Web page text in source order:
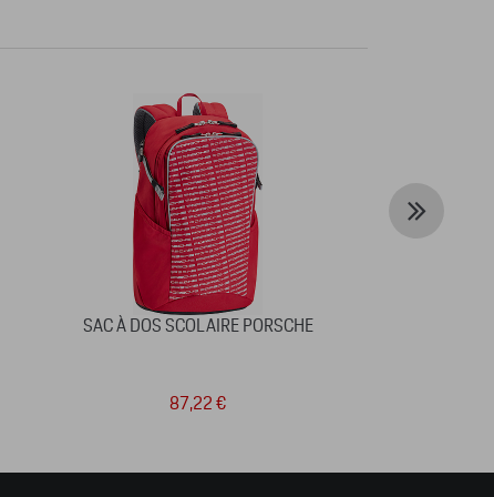
SAC À DOS SCOLAIRE PORSCHE
87,22 €